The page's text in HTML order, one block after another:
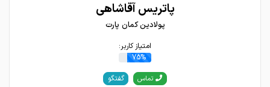
پاتریس آقاشاهی
پولادین کمان پارت
امتیاز کاربر:
75%
تماس گفتگو